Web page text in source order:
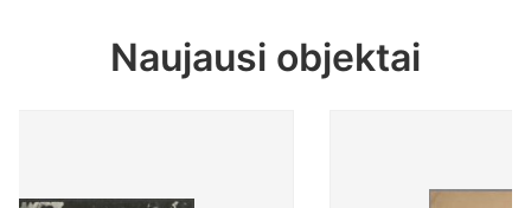
Naujausi objektai